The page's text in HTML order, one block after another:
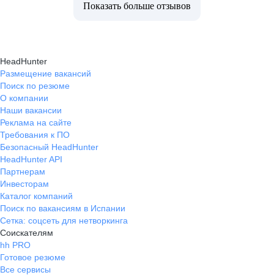
Показать больше отзывов
HeadHunter
Размещение вакансий
Поиск по резюме
О компании
Наши вакансии
Реклама на сайте
Требования к ПО
Безопасный HeadHunter
HeadHunter API
Партнерам
Инвесторам
Каталог компаний
Поиск по вакансиям в Испании
Сетка: соцсеть для нетворкинга
Соискателям
hh PRO
Готовое резюме
Все сервисы